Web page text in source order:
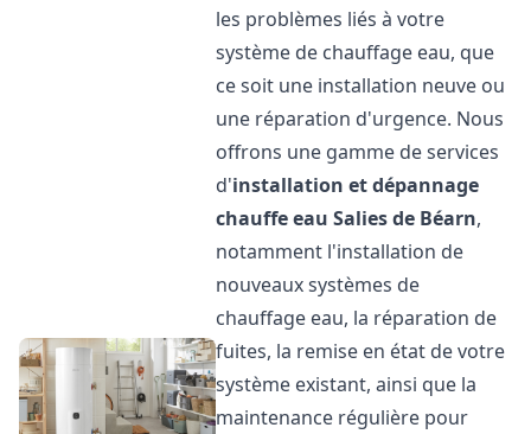
les problèmes liés à votre
système de chauffage eau, que
ce soit une installation neuve ou
une réparation d'urgence. Nous
offrons une gamme de services
d'installation et dépannage
chauffe eau Salies de Béarn,
notamment l'installation de
nouveaux systèmes de
chauffage eau, la réparation de
fuites, la remise en état de votre
système existant, ainsi que la
maintenance régulière pour